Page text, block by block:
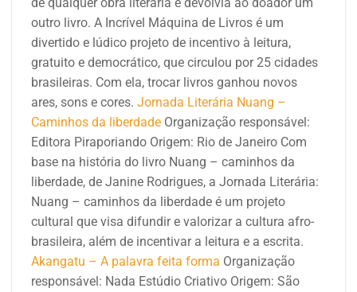
outro livro. A Incrível Máquina de Livros é um
divertido e lúdico projeto de incentivo à leitura,
gratuito e democrático, que circulou por 25 cidades
brasileiras. Com ela, trocar livros ganhou novos
ares, sons e cores. Jornada Literária Nuang –
Caminhos da liberdade Organização responsável:
Editora Piraporiando Origem: Rio de Janeiro Com
base na história do livro Nuang – caminhos da
liberdade, de Janine Rodrigues, a Jornada Literária:
Nuang – caminhos da liberdade é um projeto
cultural que visa difundir e valorizar a cultura afro-
brasileira, além de incentivar a leitura e a escrita.
Akangatu – A palavra feita forma Organização
responsável: Nada Estúdio Criativo Origem: São